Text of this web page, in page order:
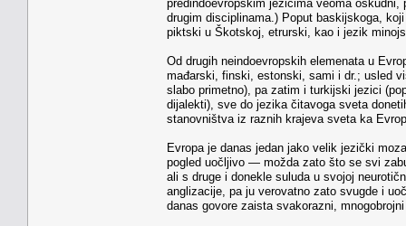
predindoevropskim jezicima veoma
drugim disciplinama.) Poput baskijskoga,
piktski u Škotskoj, etrurski, kao i jezik
Od drugih neindoevropskih elemenata u
mađarski, finski, estonski, sami i dr.; usled
slabo primetno), pa zatim i turkijski jezici
dijalekti), sve do jezika čitavoga sveta
stanovništva iz raznih krajeva sveta ka
Evropa je danas jedan jako velik jezički
pogled uočljivo — možda zato što se svi
ali s druge i donekle suluda u svojoj
anglizacije, pa ju verovatno zato svugde i
danas govore zaista svakorazni,